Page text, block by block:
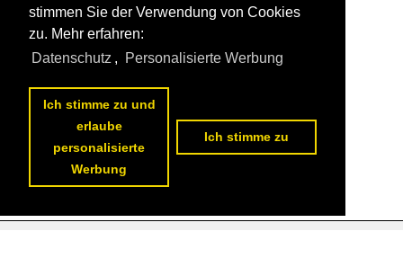
stimmen Sie der Verwendung von Cookies
zu. Mehr erfahren:
Datenschutz , Personalisierte Werbung
Ich stimme zu und
erlaube
personalisierte
Werbung
Ich stimme zu